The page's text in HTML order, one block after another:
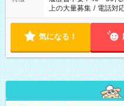
上の大量募集 / 電話対
気になる！